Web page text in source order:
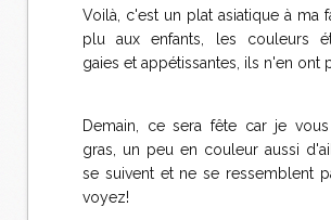
Voilà, c'est un plat asiatique à ma
plu aux enfants, les couleurs
gaies et appétissantes, ils n'en ont
Demain, ce sera fête car je
gras, un peu en couleur aussi
se suivent et ne se ressemblent
voyez!